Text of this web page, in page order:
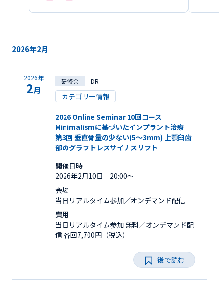
2026年2月
2026年
2月
研修会 DR
カテゴリー情報
2026 Online Seminar 10回コース
Minimalismに基づいたインプラント治療
第3回 垂直骨量の少ない(5～3mm) 上顎臼歯
部のグラフトレスサイナスリフト
開催日時
2026年2月10日 20:00～
会場
当日リアルタイム参加／オンデマンド配信
費用
当日リアルタイム参加 無料／オンデマンド配
信 各回7,700円（税込）
後で読む